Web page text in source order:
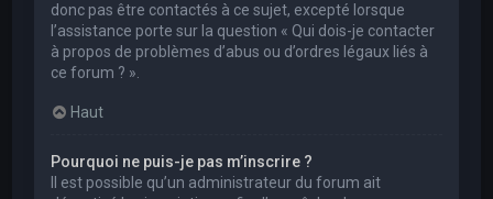
donc pas être contactés à ce sujet, excepté lorsque
l’assistance porte sur la question « Qui dois-je contacter
à propos de problèmes d’abus ou d’ordres légaux liés à
ce forum ? ».
Haut
Pourquoi ne puis-je pas m’inscrire ?
Il est possible qu’un administrateur du forum ait